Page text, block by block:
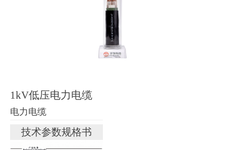
1kV低压电力电缆
电力电缆
技术参数规格书